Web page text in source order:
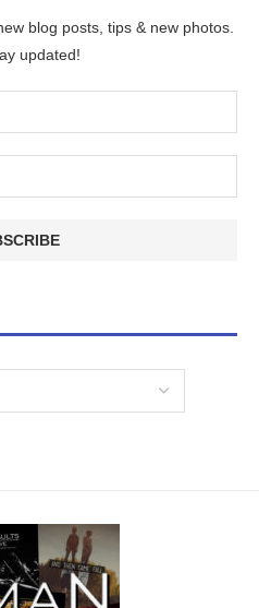
blog posts, tips & new photos.
updated!